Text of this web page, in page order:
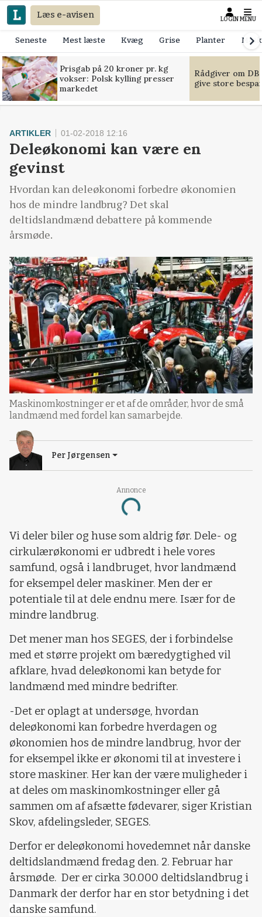
Læs e-avisen LOGIN MENU
Seneste Mest læste Kvæg Grise Planter
Prisgab på 20 kroner pr. kg
vokser: Polsk kylling presser
markedet
Rådgiver om
give store
Annonce
Loading...
ARTIKLER 01-02-2018 12:16
Deleøkonomi kan være en
gevinst
Hvordan kan deleøkonomi forbedre økonomien
hos de mindre landbrug? Det skal
deltidslandmænd debattere på kommende
årsmøde.
Maskinomkostninger er et af de områder, hvor de små
landmænd med fordel kan samarbejde.
Per Jørgensen
Vi deler biler og huse som aldrig før. Dele- og
cirkulærøkonomi er udbredt i hele vores
samfund, også i landbruget, hvor landmænd
for eksempel deler maskiner. Men der er
potentiale til at dele endnu mere. Især for de
mindre landbrug.
Det mener man hos SEGES, der i forbindelse
med et større projekt om bæredygtighed vil
afklare, hvad deleøkonomi kan betyde for
landmænd med mindre bedrifter.
-Det er oplagt at undersøge, hvordan
deleøkonomi kan forbedre hverdagen og
økonomien hos de mindre landbrug, hvor der
for eksempel ikke er økonomi til at investere i
store maskiner. Her kan der være muligheder i
at deles om maskinomkostninger eller gå
sammen om af afsætte fødevarer, siger Kristian
Skov, afdelingsleder, SEGES.
Derfor er deleøkonomi hovedemnet når danske
deltidslandmænd fredag den. 2. Februar har
årsmøde. Der er cirka 30.000 deltidslandbrug i
Danmark der derfor har en stor betydning i det
danske samfund.